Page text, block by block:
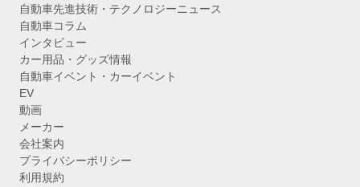
自動車先進技術・テクノロジーニュース
自動車コラム
インタビュー
カー用品・グッズ情報
自動車イベント・カーイベント
EV
動画
メーカー
会社案内
プライバシーポリシー
利用規約